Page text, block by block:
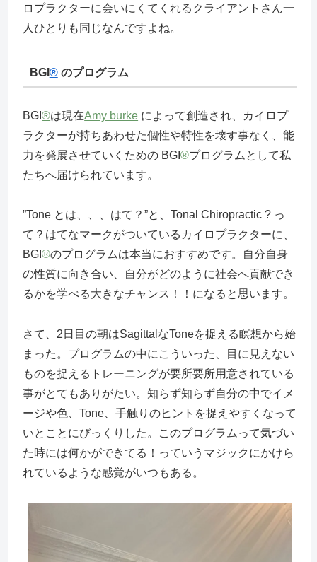
ロプラクターに会いにくてくれるクライアントさん一
人ひとりも同じなんですよね。
BGI ®のプログラム
BGI®は現在Amy burke によって創造され、カイロプ
ラクターが持ちあわせた個性や特性を壊す事なく、能
力を発展させていくための BGI®プログラムとして私
たちへ届けられています。
”Tone とは、、、はて？”と、Tonal Chiropractic ? っ
て？はてなマークがついているカイロプラクターに、
BGI®のプログラムは本当におすすめです。自分自身
の性質に向き合い、自分がどのように社会へ貢献でき
るかを学べる大きなチャンス！！になると思います。
さて、2日目の朝はSagittalなToneを捉える瞑想から始
まった。プログラムの中にこういった、目に見えない
ものを捉えるトレーニングが要所要所用意されている
事がとてもありがたい。知らず知らず自分の中でイメ
ージや色、Tone、手触りのヒントを捉えやすくなって
いとことにびっくりした。このプログラムって気づい
た時には何かができてる！っていうマジックにかけら
れているような感覚がいつもある。